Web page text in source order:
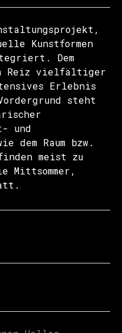
Kunstformen
Dem
Reiz vielfältiger
Erlebnis
steht
und
dem Raum bzw.
meist zu
Mittsommer,